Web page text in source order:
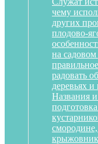
чему
других
плодово-
на
радовать
деревьях
Названия